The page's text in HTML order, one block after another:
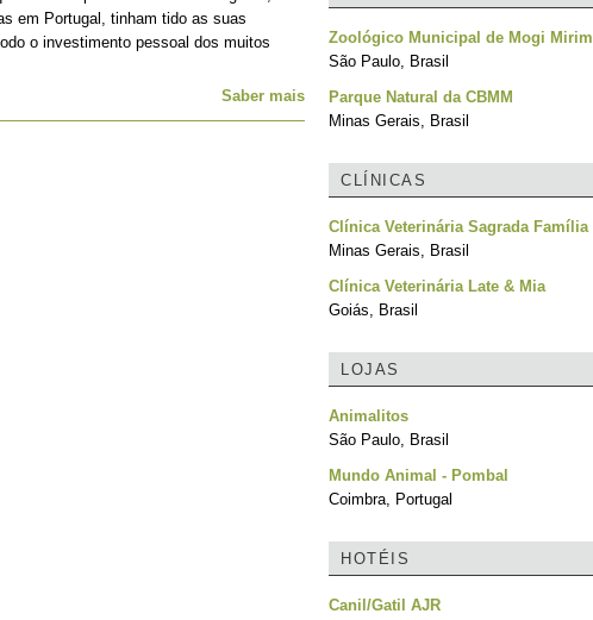
em Portugal, tinham tido as suas
o investimento pessoal dos muitos
Saber mais
Zoológico Municipal de Mogi Mirim
São Paulo, Brasil
Parque Natural da CBMM
Minas Gerais, Brasil
CLÍNICAS
Clínica Veterinária Sagrada Família
Minas Gerais, Brasil
Clínica Veterinária Late & Mia
Goiás, Brasil
LOJAS
Animalitos
São Paulo, Brasil
Mundo Animal - Pombal
Coimbra, Portugal
HOTÉIS
Canil/Gatil AJR